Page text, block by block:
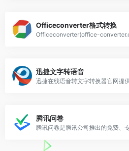
Officeconverter格式转换
迅捷文字转语音
腾讯问卷